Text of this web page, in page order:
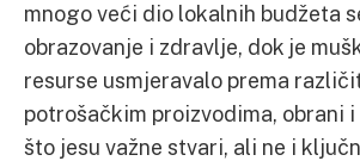
mnogo veći dio lokalnih budžeta
obrazovanje i zdravlje, dok je
resurse usmjeravalo prema
potrošačkim proizvodima, obrani
što jesu važne stvari, ali ne i